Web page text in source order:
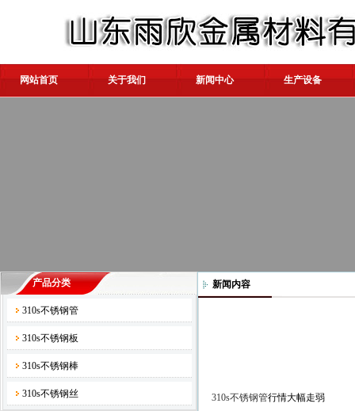
网站首页 关于我们 新闻中心 生产设备
产品分类
310s不锈钢管
310s不锈钢板
310s不锈钢棒
310s不锈钢丝
新闻内容
310s不锈钢管行情大幅走弱